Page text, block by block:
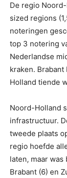
De regio
sized regions
noteringen
top 3 notering
Nederlandse
kraken.
Holland tiende
Noord-Holland
infrastructuur.
tweede plaats
regio hoefde
laten, maar
Brabant (6) en